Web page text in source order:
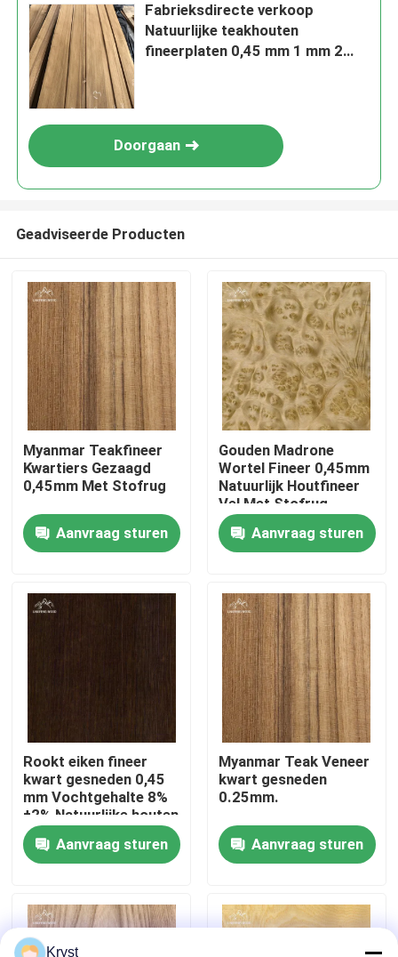
Huis
Producten
Video's
Over ons
Neem contact met ons op
Nieuws
Vraag een offerte
Fabrieksdirecte verkoop
Natuurlijke teakhouten
fineerplaten 0,45 mm 1 mm 2
Doorgaan
Geadviseerde Producten
Myanmar Teakfineer
Kwartiers Gezaagd
0,45mm Met Stofrug
Aanvraag sturen
Gouden Madrone
Wortel Fineer 0,45mm
Natuurlijk Houtfineer
Vel Met Stofrug
Aanvraag sturen
Rookt eiken fineer
kwart gesneden 0,45
mm Vochtgehalte 8%
±2% Natuurlijke houten
fineerplaat
Aanvraag sturen
Myanmar Teak Veneer
kwart gesneden
0.25mm.
Aanvraag sturen
Kryst